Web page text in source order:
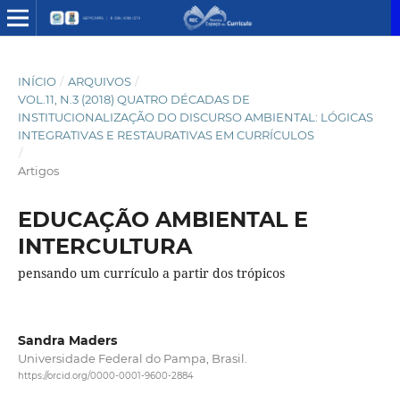
INÍCIO / ARQUIVOS /
VOL.11, N.3 (2018) QUATRO DÉCADAS DE
INSTITUCIONALIZAÇÃO DO DISCURSO AMBIENTAL: LÓGICAS
INTEGRATIVAS E RESTAURATIVAS EM CURRÍCULOS
/
Artigos
EDUCAÇÃO AMBIENTAL E
INTERCULTURA
pensando um currículo a partir dos trópicos
Sandra Maders
Universidade Federal do Pampa, Brasil.
https://orcid.org/0000-0001-9600-2884